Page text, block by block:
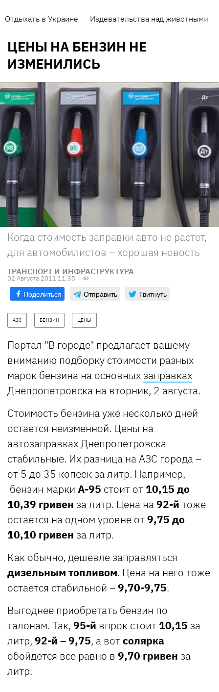
Отдыхать в Украине Издевательства над животными
ЦЕНЫ НА БЕНЗИН НЕ
ИЗМЕНИЛИСЬ
Когда стоимость заправки авто не растет,
для автомобилистов – хорошая новость
ТРАНСПОРТ И ИНФРАСТРУКТУРА
02 Августа 2011 11:35
Поделиться Отправить Твитнуть
АЗС БЕНЗИН ЦЕНЫ
Портал "В городе" предлагает вашему
вниманию подборку стоимости разных
марок бензина на основных заправках
Днепропетровска на вторник, 2 августа.
Стоимость бензина уже несколько дней
остается неизменной. Цены на
автозаправках Днепропетровска
стабильные. Их разница на АЗС города –
от 5 до 35 копеек за литр. Например,
бензин марки А-95 стоит от 10,15 до
10,39 гривен за литр. Цена на92-й тоже
остается на одном уровне от9,75 до
10,10 гривен за литр.
Как обычно, дешевле заправляться
дизельным топливом. Цена на него тоже
остается стабильной –9,70-9,75.
Выгоднее приобретать бензин по
талонам. Так, 95-й впрок стоит 10,15 за
литр, 92-й – 9,75, а вотсолярка
обойдется все равно в 9,70 гривен за
литр.